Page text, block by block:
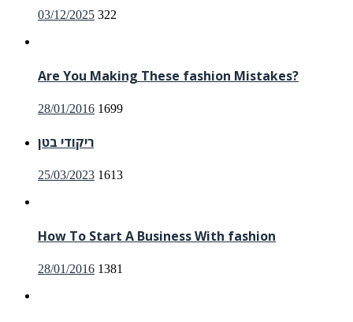
Posted
03/12/2025 322
Are You Making These fashion Mistakes?
Posted
28/01/2016 1699
ריקודי בטן
Posted
25/03/2023 1613
How To Start A Business With fashion
Posted
28/01/2016 1381